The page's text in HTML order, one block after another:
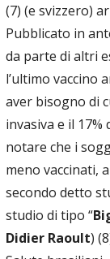
(7) (e svizzero)
Pubblicato in
da parte di altri
l’ultimo vaccino
aver bisogno di
invasiva e il 17%
notare che i
meno vaccinati,
secondo detto
studio di tipo “
Didier Raoult)